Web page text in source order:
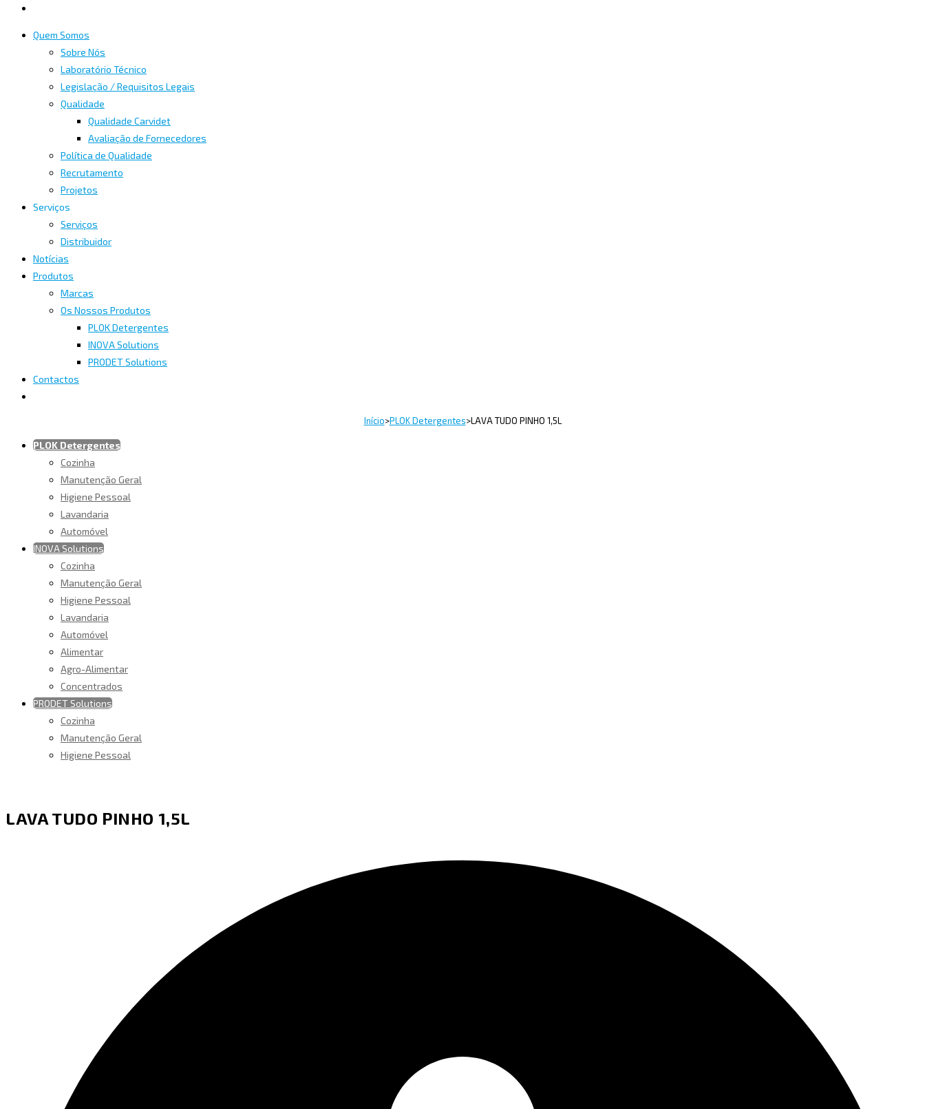
Quem Somos
Sobre Nós
Laboratório Técnico
Legislação / Requisitos Legais
Qualidade
Qualidade Carvidet
Avaliação de Fornecedores
Política de Qualidade
Recrutamento
Projetos
Serviços
Serviços
Distribuidor
Notícias
Produtos
Marcas
Os Nossos Produtos
PLOK Detergentes
INOVA Solutions
PRODET Solutions
Contactos
Início>PLOK Detergentes>LAVA TUDO PINHO 1,5L
PLOK Detergentes
Cozinha
Manutenção Geral
Higiene Pessoal
Lavandaria
Automóvel
INOVA Solutions
Cozinha
Manutenção Geral
Higiene Pessoal
Lavandaria
Automóvel
Alimentar
Agro-Alimentar
Concentrados
PRODET Solutions
Cozinha
Manutenção Geral
Higiene Pessoal
LAVA TUDO PINHO 1,5L